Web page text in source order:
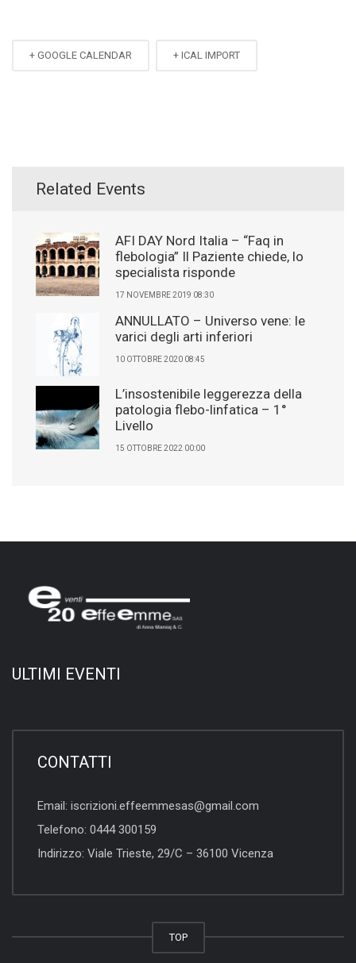
+ GOOGLE CALENDAR + ICAL IMPORT
Related Events
AFI DAY Nord Italia – “Faq in
flebologia” Il Paziente chiede, lo
specialista risponde
17 NOVEMBRE 2019 08:30
ANNULLATO – Universo vene: le
varici degli arti inferiori
10 OTTOBRE 2020 08:45
L’insostenibile leggerezza della
patologia flebo-linfatica – 1°
Livello
15 OTTOBRE 2022 00:00
ULTIMI EVENTI
CONTATTI
Email: iscrizioni.effeemmesas@gmail.com
Telefono: 0444 300159
Indirizzo: Viale Trieste, 29/C – 36100 Vicenza
TOP